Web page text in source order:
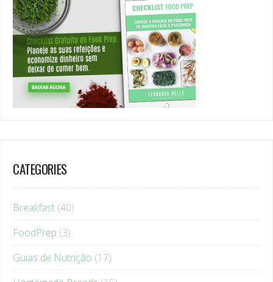
FoodPrep (3)
Guias de Nutrição
Homemade Breads (15)